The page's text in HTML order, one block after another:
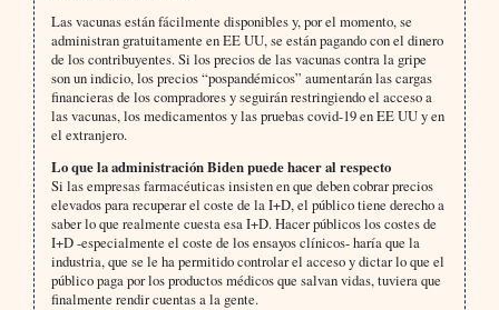
Las vacunas están fácilmente disponibles y, por el momento, se
administran gratuitamente en EE UU, se están pagando con el dinero
de los contribuyentes. Si los precios de las vacunas contra la gripe
son un indicio, los precios “pospandémicos” aumentarán las cargas
financieras de los compradores y seguirán restringiendo el acceso a
las vacunas, los medicamentos y las pruebas covid-19 en EE UU y en
el extranjero.
Lo que la administración Biden puede hacer al respecto
Si las empresas farmacéuticas insisten en que deben cobrar precios
elevados para recuperar el coste de la I+D, el público tiene derecho a
saber lo que realmente cuesta esa I+D. Hacer públicos los costes de
I+D -especialmente el coste de los ensayos clínicos- haría que la
industria, que se le ha permitido controlar el acceso y dictar lo que el
público paga por los productos médicos que salvan vidas, tuviera que
finalmente rendir cuentas a la gente.